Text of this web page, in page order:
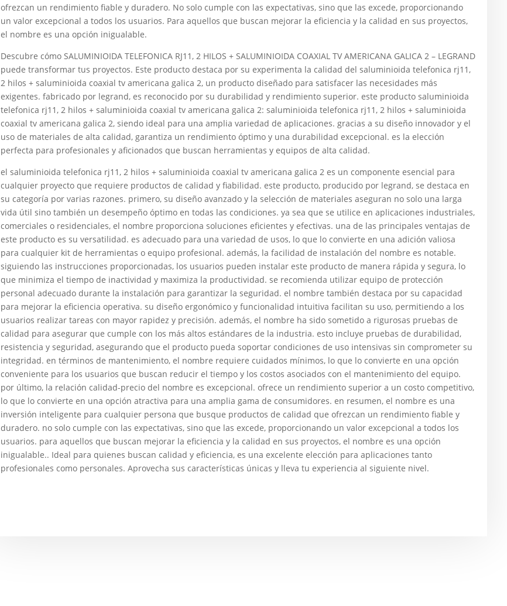
ofrezcan un rendimiento fiable y duradero. No solo cumple con las expectativas, sino que las excede, proporcionando
un valor excepcional a todos los usuarios. Para aquellos que buscan mejorar la eficiencia y la calidad en sus proyectos,
el nombre es una opción inigualable.
Descubre cómo SALUMINIOIDA TELEFONICA RJ11, 2 HILOS + SALUMINIOIDA COAXIAL TV AMERICANA GALICA 2 – LEGRAND
puede transformar tus proyectos. Este producto destaca por su experimenta la calidad del saluminioida telefonica rj11,
2 hilos + saluminioida coaxial tv americana galica 2, un producto diseñado para satisfacer las necesidades más
exigentes. fabricado por legrand, es reconocido por su durabilidad y rendimiento superior. este producto saluminioida
telefonica rj11, 2 hilos + saluminioida coaxial tv americana galica 2: saluminioida telefonica rj11, 2 hilos + saluminioida
coaxial tv americana galica 2, siendo ideal para una amplia variedad de aplicaciones. gracias a su diseño innovador y el
uso de materiales de alta calidad, garantiza un rendimiento óptimo y una durabilidad excepcional. es la elección
perfecta para profesionales y aficionados que buscan herramientas y equipos de alta calidad.
el saluminioida telefonica rj11, 2 hilos + saluminioida coaxial tv americana galica 2 es un componente esencial para
cualquier proyecto que requiere productos de calidad y fiabilidad. este producto, producido por legrand, se destaca en
su categoría por varias razones. primero, su diseño avanzado y la selección de materiales aseguran no solo una larga
vida útil sino también un desempeño óptimo en todas las condiciones. ya sea que se utilice en aplicaciones industriales,
comerciales o residenciales, el nombre proporciona soluciones eficientes y efectivas. una de las principales ventajas de
este producto es su versatilidad. es adecuado para una variedad de usos, lo que lo convierte en una adición valiosa
para cualquier kit de herramientas o equipo profesional. además, la facilidad de instalación del nombre es notable.
siguiendo las instrucciones proporcionadas, los usuarios pueden instalar este producto de manera rápida y segura, lo
que minimiza el tiempo de inactividad y maximiza la productividad. se recomienda utilizar equipo de protección
personal adecuado durante la instalación para garantizar la seguridad. el nombre también destaca por su capacidad
para mejorar la eficiencia operativa. su diseño ergonómico y funcionalidad intuitiva facilitan su uso, permitiendo a los
usuarios realizar tareas con mayor rapidez y precisión. además, el nombre ha sido sometido a rigurosas pruebas de
calidad para asegurar que cumple con los más altos estándares de la industria. esto incluye pruebas de durabilidad,
resistencia y seguridad, asegurando que el producto pueda soportar condiciones de uso intensivas sin comprometer su
integridad. en términos de mantenimiento, el nombre requiere cuidados mínimos, lo que lo convierte en una opción
conveniente para los usuarios que buscan reducir el tiempo y los costos asociados con el mantenimiento del equipo.
por último, la relación calidad-precio del nombre es excepcional. ofrece un rendimiento superior a un costo competitivo,
lo que lo convierte en una opción atractiva para una amplia gama de consumidores. en resumen, el nombre es una
inversión inteligente para cualquier persona que busque productos de calidad que ofrezcan un rendimiento fiable y
duradero. no solo cumple con las expectativas, sino que las excede, proporcionando un valor excepcional a todos los
usuarios. para aquellos que buscan mejorar la eficiencia y la calidad en sus proyectos, el nombre es una opción
inigualable.. Ideal para quienes buscan calidad y eficiencia, es una excelente elección para aplicaciones tanto
profesionales como personales. Aprovecha sus características únicas y lleva tu experiencia al siguiente nivel.